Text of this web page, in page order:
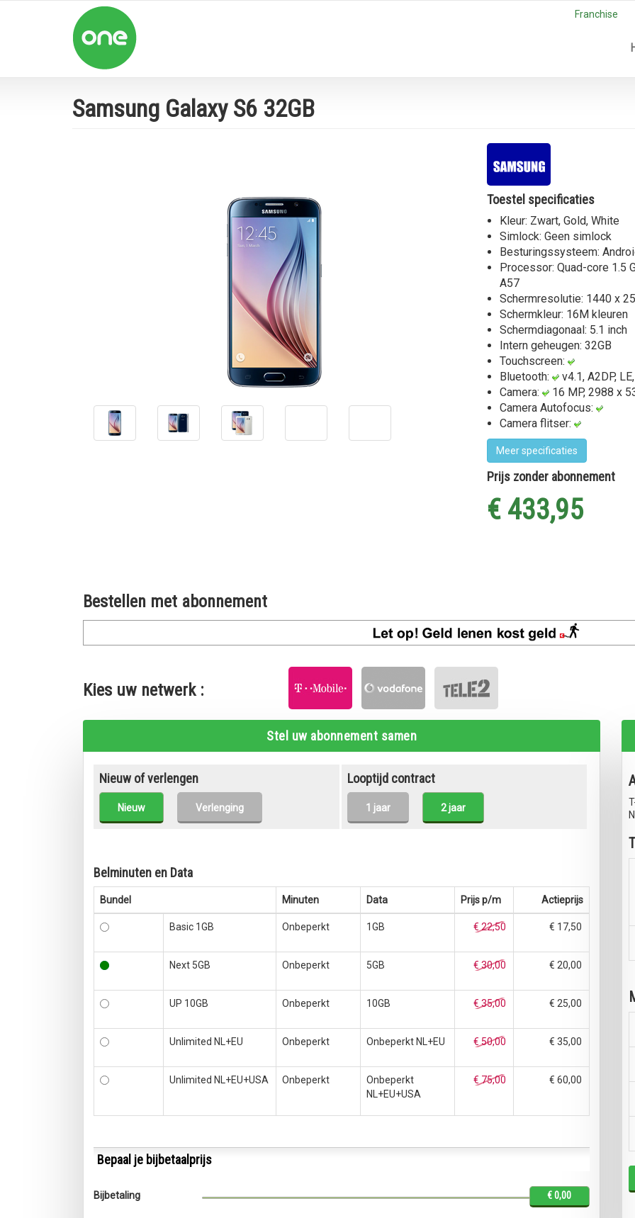
Franchise
Samsung Galaxy S6 32GB
Toestel specificaties
Kleur: Zwart, Gold, White
Simlock: Geen simlock
Besturingssysteem:
Processor: Quad-core 1.5
A57
Schermresolutie: 1440 x
Schermkleur: 16M kleuren
Schermdiagonaal: 5.1 inch
Intern geheugen: 32GB
Touchscreen:
Bluetooth:
v4.1, A2DP,
Camera:
16 MP, 2988 x
Camera Autofocus:
Camera flitser:
Meer specificaties
Prijs zonder abonnement
€ 433,95
Bestellen met abonnement
Kies uw netwerk :
Stel uw abonnement samen
Nieuw of verlengen
Nieuw Verlenging
Looptijd contract
1 jaar 2 jaar
Belminuten en Data
Bundel Minuten Data Prijs p/m Actieprijs
Basic 1GB Onbeperkt 1GB € 22,50 € 17,50
Next 5GB Onbeperkt 5GB € 30,00 € 20,00
UP 10GB Onbeperkt 10GB € 35,00 € 25,00
Unlimited NL+EU Onbeperkt Onbeperkt NL+EU € 50,00 € 35,00
Unlimited NL+EU+USA Onbeperkt
Onbeperkt
NL+EU+USA
€ 75,00 € 60,00
Bepaal je bijbetaalprijs
Bijbetaling € 0,00